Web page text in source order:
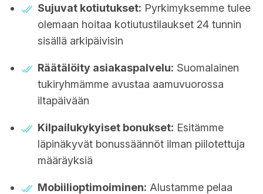
Sujuvat kotiutukset: Pyrkimyksemme tulee
olemaan hoitaa kotiutustilaukset 24 tunnin
sisällä arkipäivisin
Räätälöity asiakaspalvelu: Suomalainen
tukiryhmämme avustaa aamuvuorossa
iltapäivään
Kilpailukykyiset bonukset: Esitämme
läpinäkyvät bonussäännöt ilman piilotettuja
määräyksiä
Mobiilioptimoiminen: Alustamme pelaa